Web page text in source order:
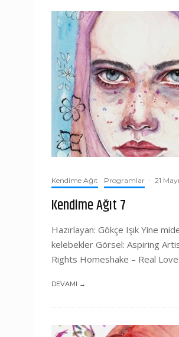
Kendime Ağıt Programlar · 21
Kendime Ağıt 7
Hazırlayan: Gökçe Işık Yine
kelebekler Görsel: Aspiring
Rights Homeshake – Real
DEVAMI →